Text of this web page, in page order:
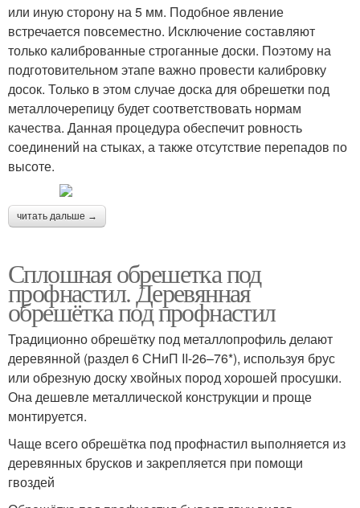
или иную сторону на 5 мм. Подобное явление
встречается повсеместно. Исключение составляют
только калиброванные строганные доски. Поэтому на
подготовительном этапе важно провести калибровку
досок. Только в этом случае доска для обрешетки под
металлочерепицу будет соответствовать нормам
качества. Данная процедура обеспечит ровность
соединений на стыках, а также отсутствие перепадов по
высоте.
читать дальше →
Сплошная обрешетка под
профнастил. Деревянная
обрешётка под профнастил
Традиционно обрешётку под металлопрофиль делают
деревянной (раздел 6 СНиП II-26–76*), используя брус
или обрезную доску хвойных пород хорошей просушки.
Она дешевле металлической конструкции и проще
монтируется.
Чаще всего обрешётка под профнастил выполняется из
деревянных брусков и закрепляется при помощи
гвоздей